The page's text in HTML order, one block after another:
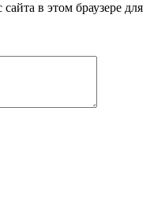
в этом браузере для